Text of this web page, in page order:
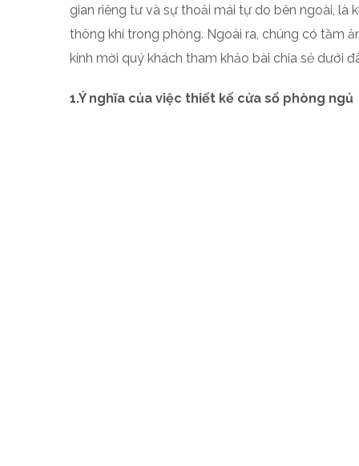
gian riêng tư và sự thoải mái tự do bên ngoài,
thông khí trong phòng. Ngoài ra, chúng có tầm
kính mời quý khách tham khảo bài chia sẻ dưới
1.Ý nghĩa của việc thiết kế cửa sổ phòng ngủ